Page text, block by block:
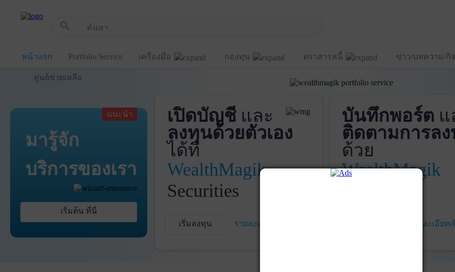
search
หน้าแรก Portfolio Service เครื่องมือ กองทุน ตราสารหนี้ ข่าว/บทความ/กิ
ศูนย์ช่วยเหลือ
แนะนำ
มารู้จัก
บริการของเรา
เริ่มต้น ที่นี่
เปิดบัญชีและ
ลงทุนด้วยตัวเอง
ได้ที่
WealthMagik
Securities
เริ่มลงทุน รายละเอียดเพิ่มเติม
บันทึกพอร์ต แ
ติดตามการล
ด้วย
WealthMagik
รายละเอียด